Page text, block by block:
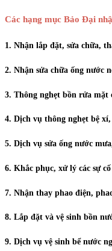
Các hạng mục Bảo Đại
1. Nhận lắp đặt, sửa chữa,
2. Nhận sửa chữa ống nước
3. Thông nghẹt bồn rửa mặt
4. Dịch vụ thông nghẹt bệ
5. Dịch vụ sửa ống nước
6. Khắc phục, xử lý các sự
7. Nhận thay phao điện,
8. Lắp đặt và vệ sinh bồn
9. Dịch vụ vệ sinh bể nước